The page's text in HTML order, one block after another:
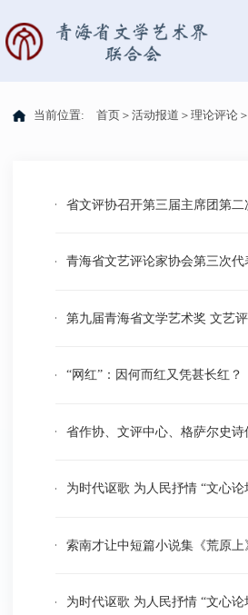
当前位置: 首页＞ 活动报道 ＞ 理论评论
省文评协召开第三届主席团第二
青海省文艺评论家协会第三次
第九届青海省文学艺术奖 文艺
“网红”：因何而红又凭甚长红？
省作协、文评中心、格萨尔史
为时代讴歌 为人民抒情 “文心
索南才让中短篇小说集《荒原
为时代讴歌 为人民抒情 “文心